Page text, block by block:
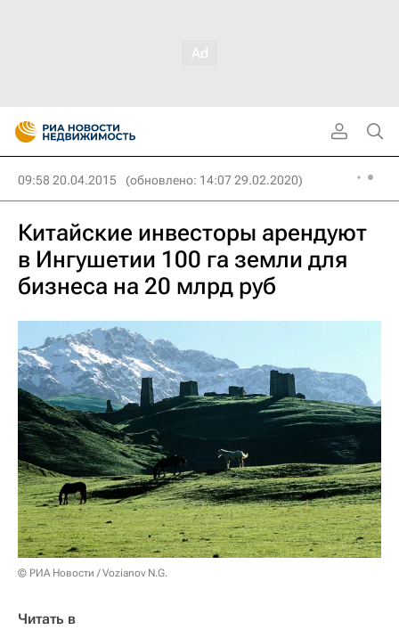
09:58 20.04.2015 (обновлено: 14:07 29.02.2020)
Китайские инвесторы арендуют
в Ингушетии 100 га земли для
бизнеса на 20 млрд руб
© РИА Новости / Vozianov N.G.
Читать в